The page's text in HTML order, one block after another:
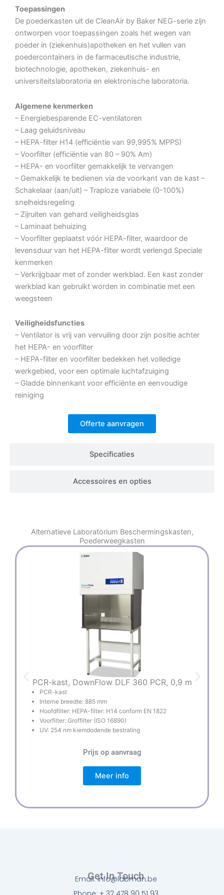
Specificaties
Accessoires en opties
Toepassingen
De poederkasten uit de CleanAir by Baker NEG-serie zijn
ontworpen voor toepassingen zoals het wegen van
poeder in (ziekenhuis)apotheken en het vullen van
poedercontainers in de farmaceutische industrie,
biotechnologie, apotheken, ziekenhuis- en
universiteitslaboratoria en elektronische laboratoria.
Algemene kenmerken
– Energiebesparende EC-ventilatoren
– Laag geluidsniveau
– HEPA-filter H14 (efficiëntie van 99,995% MPPS)
– Voorfilter (efficiëntie van 80 – 90% Am)
– HEPA- en voorfilter gemakkelijk te vervangen
– Gemakkelijk te bedienen via de voorkant van de kast –
Schakelaar (aan/uit) – Traploze variabele (0-100%)
snelheidsregeling
– Zijruiten van gehard veiligheidsglas
– Laminaat behuizing
– Voorfilter geplaatst vóór HEPA-filter, waardoor de
levensduur van het HEPA-filter wordt verlengd Speciale
kenmerken
– Verkrijgbaar met of zonder werkblad. Een kast zonder
werkblad kan gebruikt worden in combinatie met een
weegsteen
Veiligheidsfuncties
– Ventilator is vrij van vervuiling door zijn positie achter
het HEPA- en voorfilter
– HEPA-filter en voorfilter bedekken het volledige
werkgebied, voor een optimale luchtafzuiging
– Gladde binnenkant voor efficiënte en eenvoudige
reiniging
Offerte aanvragen
Alternatieve Laboratorium Beschermingskasten,
Poederweegkasten
PCR-kast, DownFlow DLF 360 PCR, 0,9 m
PCR-kast
Interne breedte: 885 mm
Hoofdfilter: HEPA-filter: H14 conform EN 1822
Voorfilter: Groffilter (ISO 16890)
UV: 254 nm kiemdodende bestraling
Prijs op aanvraag
Meer info
Get In Touch
Email: info@labman.be